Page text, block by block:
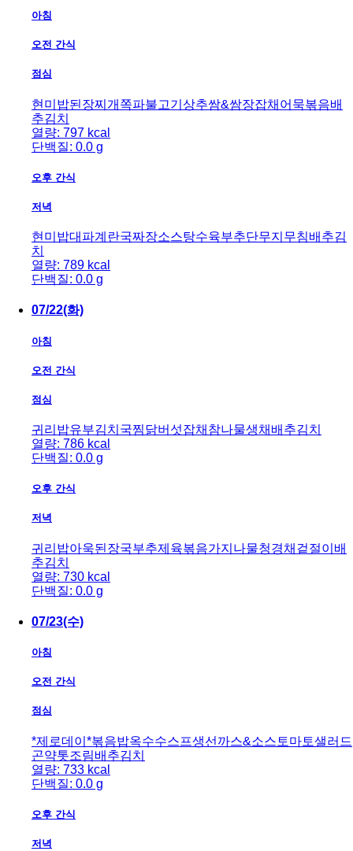
아침
오전 간식
점심
현미밥된장찌개 쪽파불고기 상추쌈&쌈장잡채어묵볶음배
추김치
열량: 797 kcal
단백질: 0.0 g
오후 간식
저녁
현미밥대파계란국짜장소스탕수육부추단무지무침배추김
치
열량: 789 kcal
단백질: 0.0 g
07/22(화)
아침
오전 간식
점심
귀리밥유부김치국찜닭버섯잡채 참나물생채 배추김치
열량: 786 kcal
단백질: 0.0 g
오후 간식
저녁
귀리밥아욱된장국부추제육볶음가지나물청경채겉절이 배
추김치
열량: 730 kcal
단백질: 0.0 g
07/23(수)
아침
오전 간식
점심
*제로데이*볶음밥옥수수스프생선까스&소스 토마토샐러드
곤약톳조림배추김치
열량: 733 kcal
단백질: 0.0 g
오후 간식
저녁